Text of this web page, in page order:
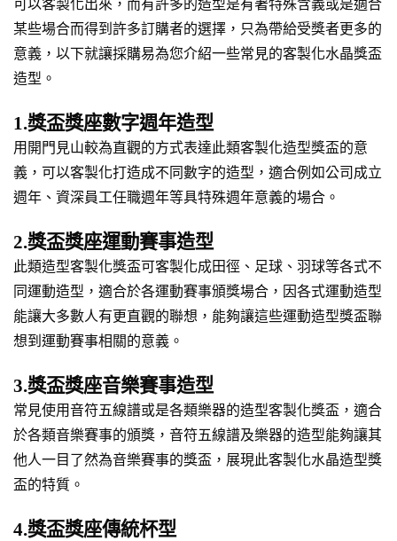
某些場合而得到許多訂購者的選擇，只為帶給受獎者更多的
意義，以下就讓採購易為您介紹一些常見的客製化水晶獎盃
造型。
1.獎盃獎座數字週年造型
用開門見山較為直觀的方式表達此類客製化造型獎盃的意
義，可以客製化打造成不同數字的造型，適合例如公司成立
週年、資深員工任職週年等具特殊週年意義的場合。
2.獎盃獎座運動賽事造型
此類造型客製化獎盃可客製化成田徑、足球、羽球等各式不
同運動造型，適合於各運動賽事頒獎場合，因各式運動造型
能讓大多數人有更直觀的聯想，能夠讓這些運動造型獎盃聯
想到運動賽事相關的意義。
3.獎盃獎座音樂賽事造型
常見使用音符五線譜或是各類樂器的造型客製化獎盃，適合
於各類音樂賽事的頒獎，音符五線譜及樂器的造型能夠讓其
他人一目了然為音樂賽事的獎盃，展現此客製化水晶造型獎
盃的特質。
4.獎盃獎座傳統杯型